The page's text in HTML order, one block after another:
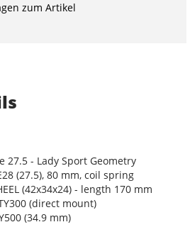
zum Artikel
27.5 - Lady Sport Geometry
(27.5), 80 mm, coil spring
(42x34x24) - length 170 mm
(direct mount)
(34.9 mm)